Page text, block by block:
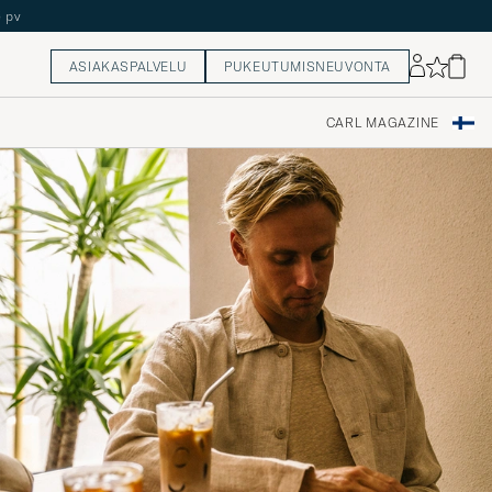
ASIAKASPALVELU PUKEUTUMISNEUVONTA
CARL MAGAZINE